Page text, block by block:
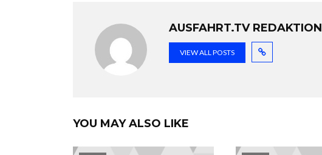
AUSFAHRT.TV REDAKTION
VIEW ALL POSTS
YOU MAY ALSO LIKE